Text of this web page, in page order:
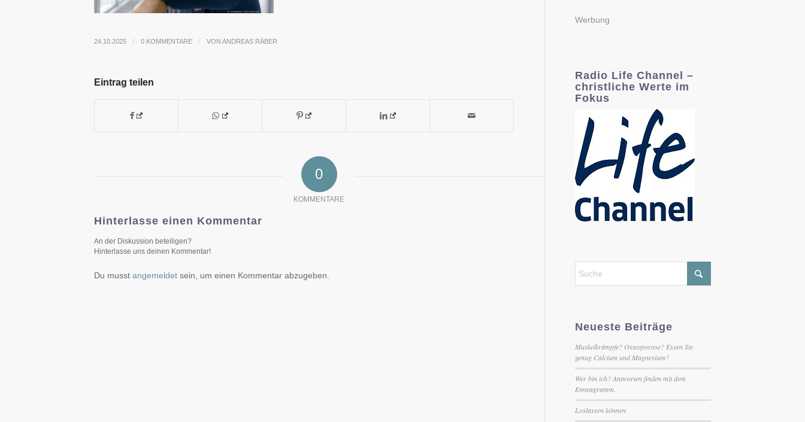
24.10.2025 / 0 KOMMENTARE / VON ANDREAS RÄBER
Eintrag teilen
0
KOMMENTARE
Hinterlasse einen Kommentar
An der Diskussion beteiligen?
Hinterlasse uns deinen Kommentar!
Du musst angemeldet sein, um einen Kommentar abzugeben.
Werbung
Radio Life Channel –
christliche Werte im
Fokus
Neueste Beiträge
Muskelkrämpfe? Osteoporose? Essen Sie
genug Calcium und Magnesium?
Wer bin ich? Antworten finden mit dem
Enneagramm.
Loslassen können